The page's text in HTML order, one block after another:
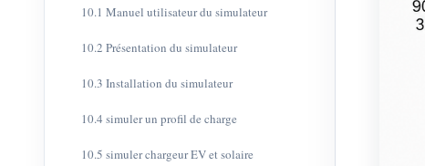
10.1 Manuel utilisateur du simulateur
10.2 Présentation du simulateur
10.3 Installation du simulateur
10.4 simuler un profil de charge
10.5 simuler chargeur EV et solaire